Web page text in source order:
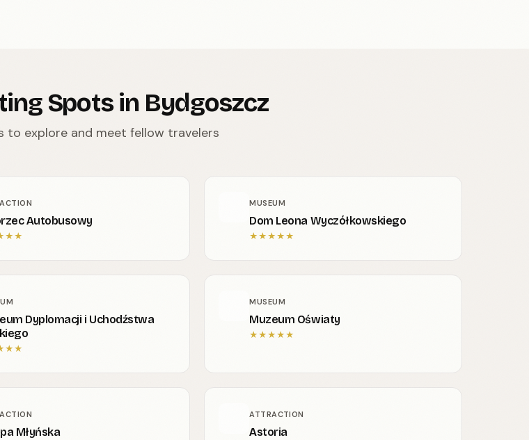
Spots in Bydgoszcz
to explore and meet fellow travelers
Autobusowy
★★
MUSEUM
Dom Leona Wyczółkowskiego
★★★★★
Dyplomacji i Uchodźstwa
★★
MUSEUM
Muzeum Oświaty
★★★★★
Młyńska
ATTRACTION
Astoria